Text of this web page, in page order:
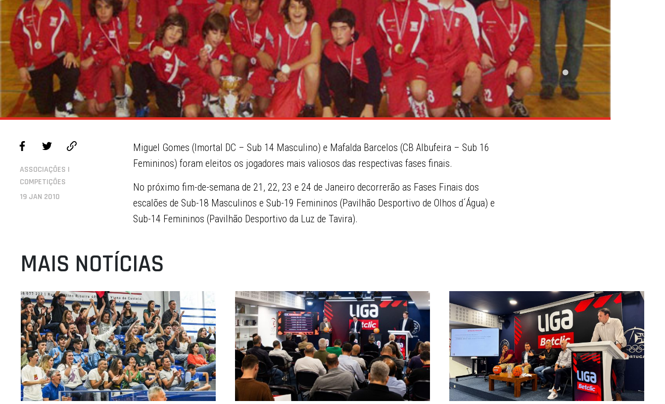
ASSOCIAÇÕES |
COMPETIÇÕES
19 JAN 2010
Miguel Gomes (Imortal DC – Sub 14 Masculino) e Mafalda Barcelos (CB Albufeira – Sub 16
Femininos) foram eleitos os jogadores mais valiosos das respectivas fases finais.
No próximo fim-de-semana de 21, 22, 23 e 24 de Janeiro decorrerão as Fases Finais dos
escalões de Sub-18 Masculinos e Sub-19 Femininos (Pavilhão Desportivo de Olhos d´Água) e
Sub-14 Femininos (Pavilhão Desportivo da Luz de Tavira).
MAIS NOTÍCIAS